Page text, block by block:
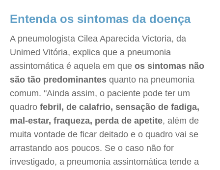
Entenda os sintomas da doença
A pneumologista Cilea Aparecida Victoria, da
Unimed Vitória, explica que a pneumonia
assintomática é aquela em que os sintomas não
são tão predominantes quanto na pneumonia
comum. "Ainda assim, o paciente pode ter um
quadro febril, de calafrio, sensação de fadiga,
mal-estar, fraqueza, perda de apetite, além de
muita vontade de ficar deitado e o quadro vai se
arrastando aos poucos. Se o caso não for
investigado, a pneumonia assintomática tende a